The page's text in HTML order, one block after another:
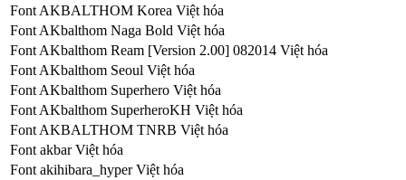
Font AKBALTHOM Korea Việt hóa
Font AKbalthom Naga Bold Việt hóa
Font AKbalthom Ream [Version 2.00] 082014 Việt hóa
Font AKbalthom Seoul Việt hóa
Font AKbalthom Superhero Việt hóa
Font AKbalthom SuperheroKH Việt hóa
Font AKBALTHOM TNRB Việt hóa
Font akbar Việt hóa
Font akihibara_hyper Việt hóa